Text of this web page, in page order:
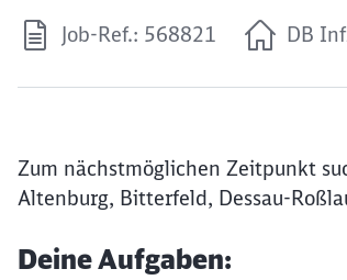
Job-Ref.: 568821 DB
Zum nächstmöglichen Zeitpunkt
Altenburg, Bitterfeld, Dessau-
Deine Aufgaben: